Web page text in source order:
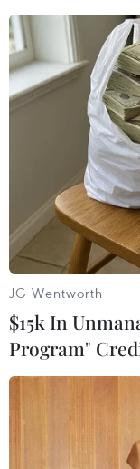
Theo dõi
TIN LIÊN
JG Wentworth
$15k In
Program"